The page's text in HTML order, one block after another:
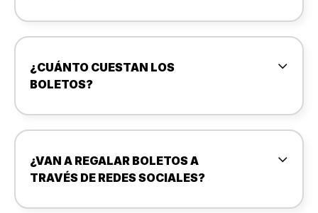
¿CUÁNTO CUESTAN LOS
BOLETOS?
¿VAN A REGALAR BOLETOS A
TRAVÉS DE REDES SOCIALES?